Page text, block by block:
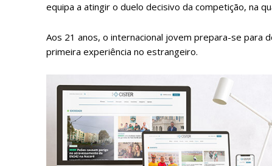
Faça-
equipa a atingir o duelo decisivo da competição, na
Aos 21 anos, o internacional jovem prepara-se para
primeira experiência no estrangeiro.